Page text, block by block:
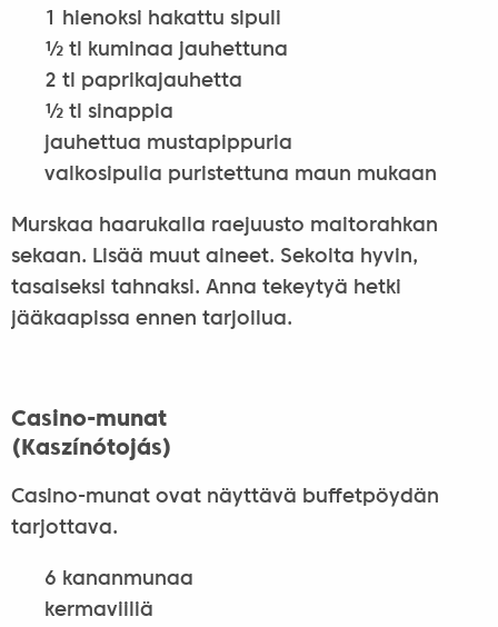
1 hienoksi hakattu sipuli
½ tl kuminaa jauhettuna
2 tl paprikajauhetta
½ tl sinappia
jauhettua mustapippuria
valkosipulia puristettuna maun mukaan
Murskaa haarukalla raejuusto maitorahkan
sekaan. Lisää muut aineet. Sekoita hyvin,
tasaiseksi tahnaksi. Anna tekeytyä hetki
jääkaapissa ennen tarjoilua.
Casino-munat
(Kaszínótojás)
Casino-munat ovat näyttävä buffetpöydän
tarjottava.
6 kananmunaa
kermaviiliä